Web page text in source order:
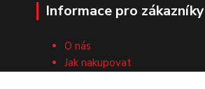
Informace pro zákazníky
O nás
Jak nakupovat